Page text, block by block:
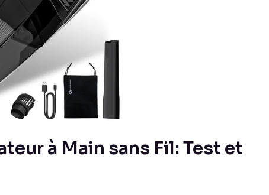
à Main sans Fil: Test et